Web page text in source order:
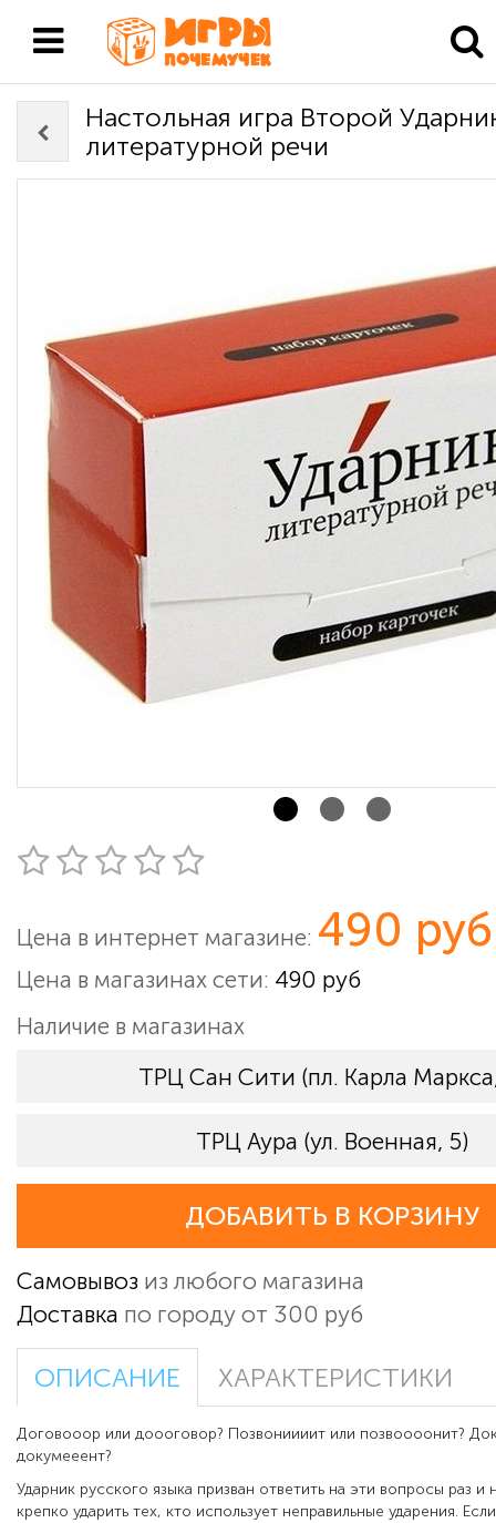
Настольная игра Второй
литературной речи
Цена в интернет магазине: 490 руб
Цена в магазинах сети: 490 руб
Наличие в магазинах
ТРЦ Сан Сити (пл. Карла
ТРЦ Аура (ул. Военная, 5)
ДОБАВИТЬ В КОРЗИНУ
Самовывоз из любого магазина
Доставка по городу от 300 руб
ОПИСАНИЕ ХАРАКТЕРИСТИКИ
Договооор или доооговор? Позвониииит или позвоооонит?
докумееент?
Ударник русского языка призван ответить на эти вопросы раз и
крепко ударить тех, кто использует неправильные ударения.